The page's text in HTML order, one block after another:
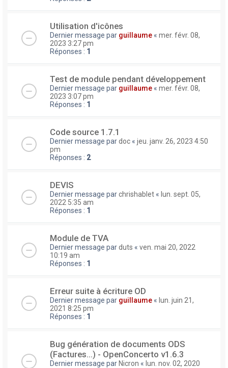
Utilisation d'icônes
Dernier message par guillaume « mer. févr. 08,
2023 3:27 pm
Réponses : 1
Test de module pendant développement
Dernier message par guillaume « mer. févr. 08,
2023 3:07 pm
Réponses : 1
Code source 1.7.1
Dernier message pardoc « jeu. janv. 26, 2023 4:50
pm
Réponses : 2
DEVIS
Dernier message parchrishablet « lun. sept. 05,
2022 5:35 am
Réponses : 1
Module de TVA
Dernier message parduts « ven. mai 20, 2022
10:19 am
Réponses : 1
Erreur suite à écriture OD
Dernier message par guillaume « lun. juin 21,
2021 8:25 pm
Réponses : 1
Bug génération de documents ODS
(Factures...) - OpenConcerto v1.6.3
Dernier message parNicron « lun. nov. 02, 2020